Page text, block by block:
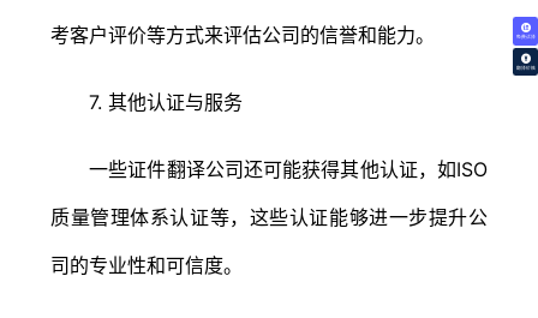
免费试译
翻译价格
考客户评价等方式来评估公司的信誉和能力。
7. 其他认证与服务
一些证件翻译公司还可能获得其他认证，如ISO
质量管理体系认证等，这些认证能够进一步提升公
司的专业性和可信度。